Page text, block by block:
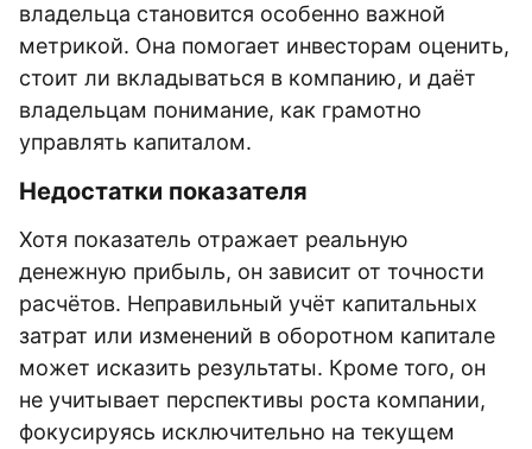
владельца становится особенно важной
метрикой. Она помогает инвесторам оценить,
стоит ли вкладываться в компанию, и даёт
владельцам понимание, как грамотно
управлять капиталом.
Недостатки показателя
Хотя показатель отражает реальную
денежную прибыль, он зависит от точности
расчётов. Неправильный учёт капитальных
затрат или изменений в оборотном капитале
может исказить результаты. Кроме того, он
не учитывает перспективы роста компании,
фокусируясь исключительно на текущем